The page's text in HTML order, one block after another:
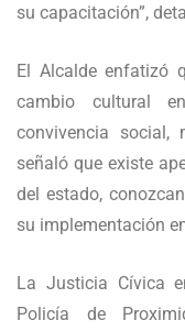
su capacitación”,
El Alcalde enfatizó
cambio cultural
convivencia social,
señaló que existe
del estado,
su implementación
La Justicia Cívica
Policía de